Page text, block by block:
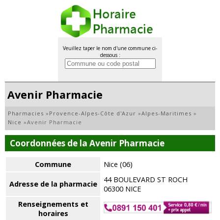
Veuillez taper le nom d'une commune ci-
dessous :
Avenir Pharmacie
Pharmacies » Provence-Alpes-Côte d'Azur »Alpes-Maritimes »
Nice »Avenir Pharmacie
Coordonnées de la Avenir Pharmacie
Commune Nice (06)
Adresse de la pharmacie
44 BOULEVARD ST ROCH
06300 NICE
Renseignements et
horaires